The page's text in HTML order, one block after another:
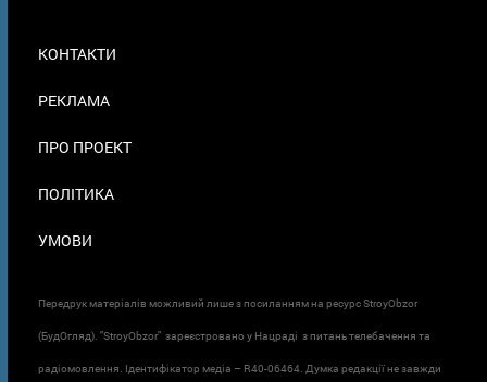
В
КОНТАКТИ
РЕКЛАМА
ПРО ПРОЕКТ
ПОЛІТИКА
УМОВИ
Передрук матеріалів можливий лише з посиланням на ресурс StroyObzor
(БудОгляд). "StroyObzor" зареєстровано у Нацраді з питань телебачення та
радіомовлення. Ідентифікатор медіа – R40-06464. Думка редакції не завжди